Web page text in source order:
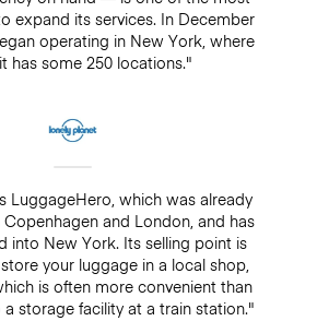
expand its services. In December
operating in New York, where
has some 250 locations."
LuggageHero, which was already
and London, and has
into New York. Its selling point is
your luggage in a local shop,
is often more convenient than
storage facility at a train station."